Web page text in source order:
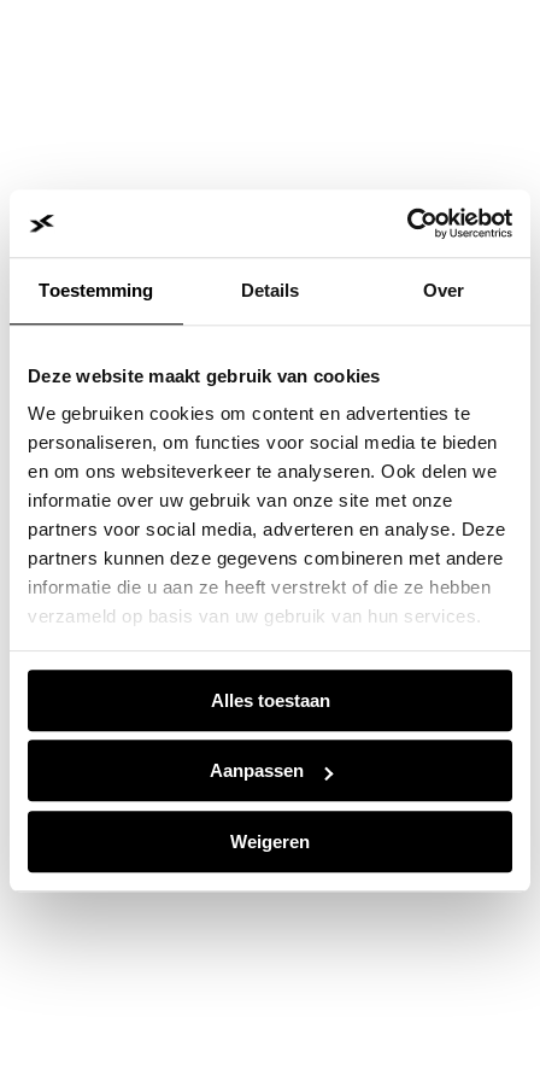
Toestemming Details Over
Deze website maakt gebruik van cookies
We gebruiken cookies om content en advertenties te
personaliseren, om functies voor social media te bieden
en om ons websiteverkeer te analyseren. Ook delen we
informatie over uw gebruik van onze site met onze
partners voor social media, adverteren en analyse. Deze
partners kunnen deze gegevens combineren met andere
informatie die u aan ze heeft verstrekt of die ze hebben
verzameld op basis van uw gebruik van hun services.
Alles toestaan
Aanpassen
Weigeren
Application error: a client-side exception has occurred while
loadingwww.jvk.nl(see the browser consolefor more
information).